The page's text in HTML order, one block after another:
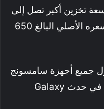
تخزين أكبر تصل إلى
64 جيجابايت، محافظًا على سعره الأصلي البالغ 650
جميع أجهزة سامسونج
الجديدة التي تم الكشف عنها في حدث Galaxy